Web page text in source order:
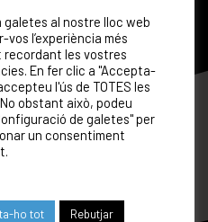
galetes al nostre lloc web
vos l’experiència més
recordant les vostres
En fer clic a "Accepta-
l'ús de TOTES les
obstant això, podeu
de galetes" per
un consentiment
ho tot Rebutjar